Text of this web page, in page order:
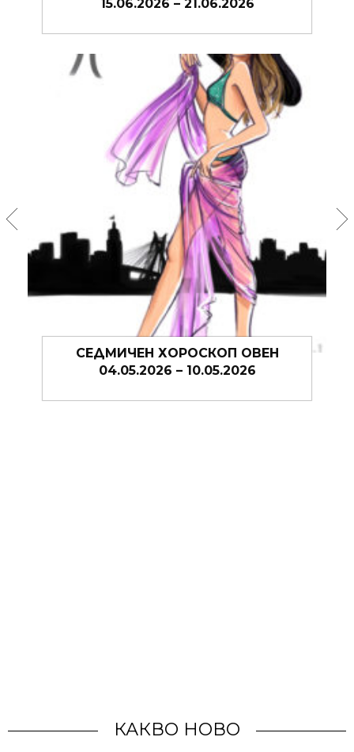
08.06.2026 – 14.06.2026
СЕДМИЧЕН ХОРОСКОП РИБИ
27.04.2026 – 03.05.2026
КАКВО НОВО